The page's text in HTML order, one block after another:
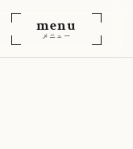
menu
メニュー